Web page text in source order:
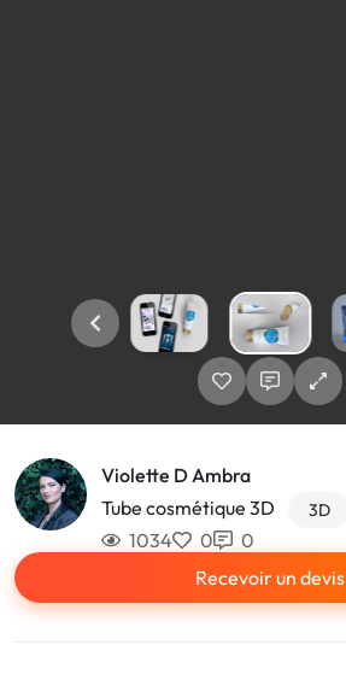
Violette D Ambra
Tube cosmétique 3D
3D
1034 0
0
Recevoir un devis